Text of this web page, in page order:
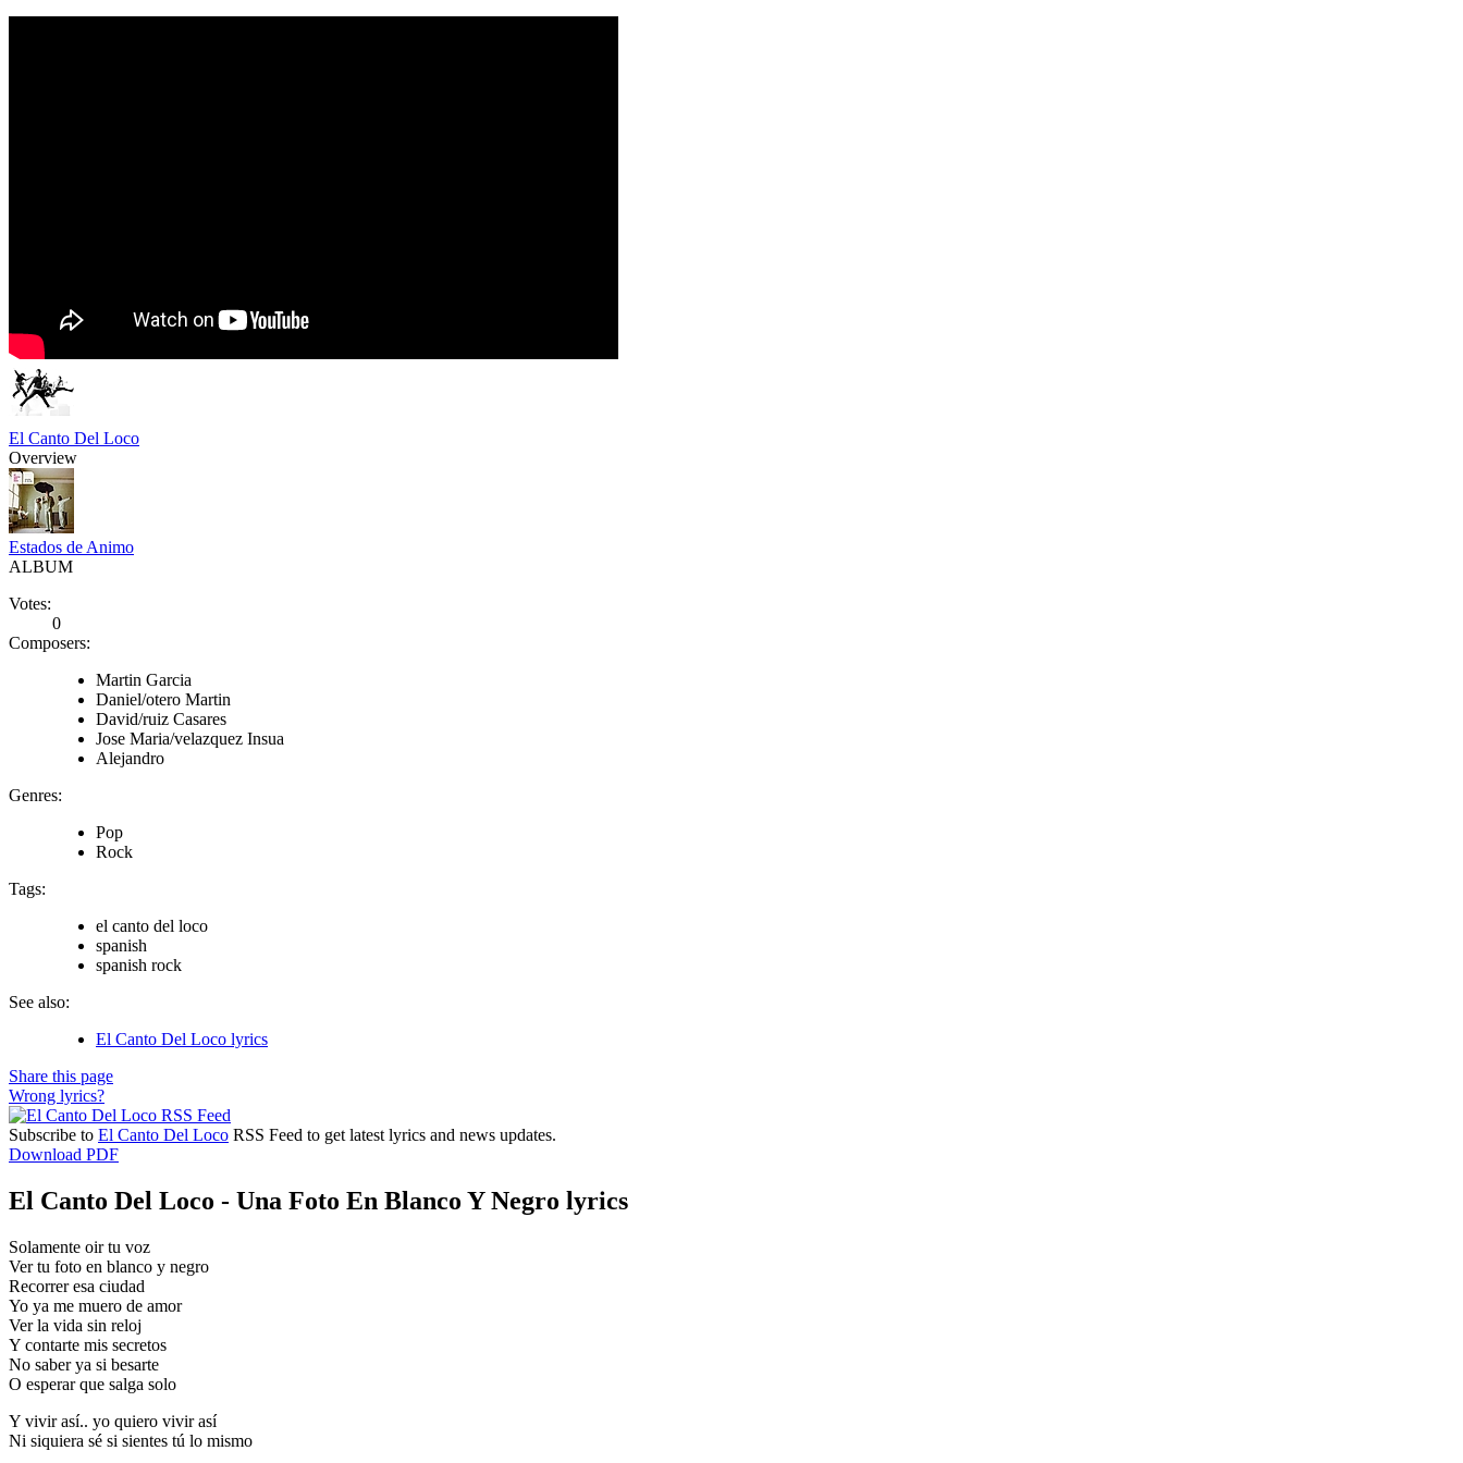
El Canto Del Loco
Overview
Estados de Animo
ALBUM
Votes:
0
Composers:
Martin Garcia
Daniel/otero Martin
David/ruiz Casares
Jose Maria/velazquez Insua
Alejandro
Genres:
Pop
Rock
Tags:
el canto del loco
spanish
spanish rock
See also:
El Canto Del Loco lyrics
Share this page
Wrong lyrics?
Subscribe to El Canto Del Loco RSS Feed to get latest lyrics and news updates.
Download PDF
El Canto Del Loco - Una Foto En Blanco Y Negro lyrics
Solamente oir tu voz
Ver tu foto en blanco y negro
Recorrer esa ciudad
Yo ya me muero de amor
Ver la vida sin reloj
Y contarte mis secretos
No saber ya si besarte
O esperar que salga solo
Y vivir así.. yo quiero vivir así
Ni siquiera sé si sientes tú lo mismo